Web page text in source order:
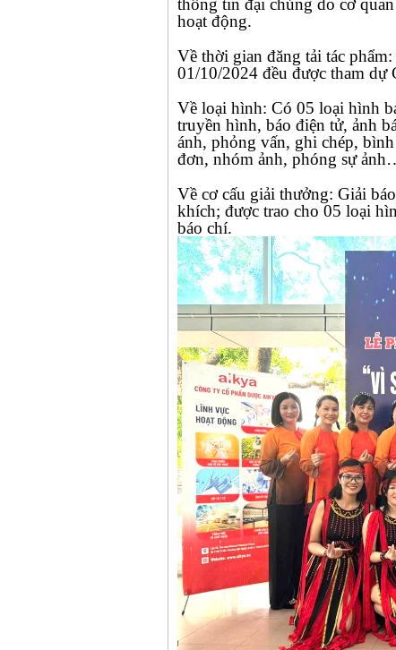
thông tin đại chúng do cơ
hoạt động.
Về thời gian đăng tải tác
01/10/2024 đều được tham dự
Về loại hình: Có 05 loại hình
truyền hình, báo điện tử, ảnh
ánh, phỏng vấn, ghi chép,
đơn, nhóm ảnh, phóng sự
Về cơ cấu giải thưởng: Giải
khích; được trao cho 05 loại
báo chí.